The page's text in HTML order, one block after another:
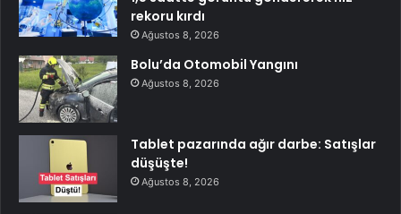
rekoru kırdı
Ağustos 8, 2026
Bolu’da Otomobil Yangını
Ağustos 8, 2026
Tablet pazarında ağır darbe: Satışlar
düşüşte!
Ağustos 8, 2026